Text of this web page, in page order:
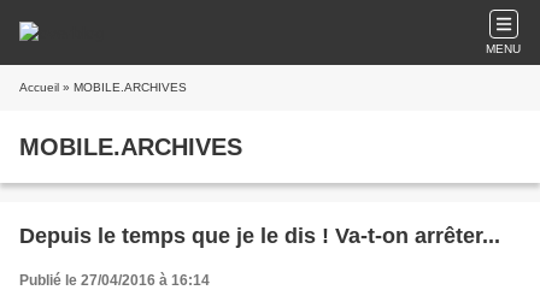
MENU
Accueil » MOBILE.ARCHIVES
MOBILE.ARCHIVES
Depuis le temps que je le dis ! Va-t-on arrêter...
Publié le 27/04/2016 à 16:14